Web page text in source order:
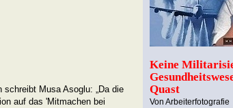
Musa Asoglu: „Da die
auf das 'Mitmachen bei
Keine
Quast
Von Arbeiterfotografie